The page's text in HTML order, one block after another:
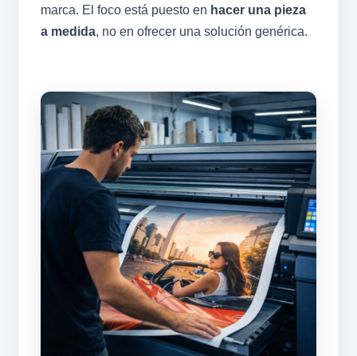
marca. El foco está puesto en hacer una pieza
a medida, no en ofrecer una solución genérica.